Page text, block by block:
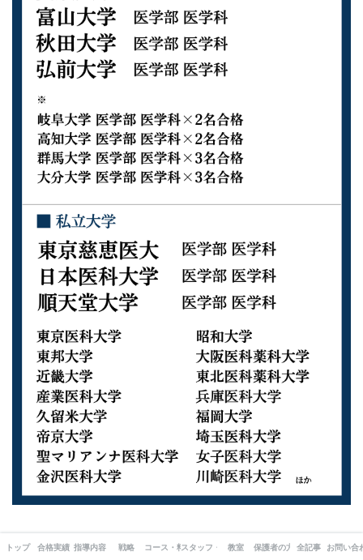
トップ 合格実績 指導内容 戦略 コース・料金スタッフ・出版書籍
教室 保護者の方へ全記事 お問い合